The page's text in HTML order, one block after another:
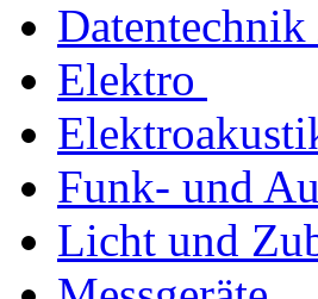
Elektro
Funk- und
Licht und